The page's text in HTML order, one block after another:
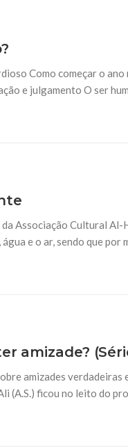
Como começar o
e julgamento O ser
Associação Cultural Al-
e o ar, sendo que por
amizade?
amizades
(A.S.) ficou no leito do